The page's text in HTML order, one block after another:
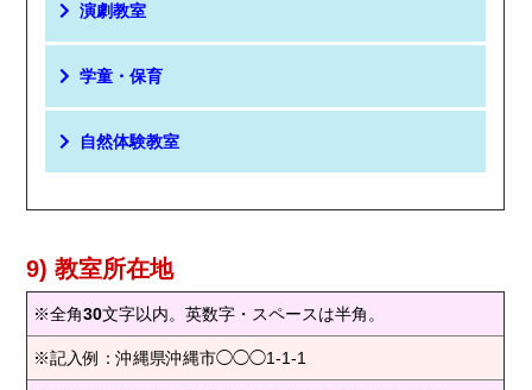
演劇教室
学童・保育
自然体験教室
9) 教室所在地
※全角30文字以内。英数字・スペースは半角。
※記入例：沖縄県沖縄市◯◯◯1-1-1